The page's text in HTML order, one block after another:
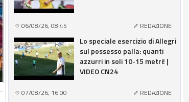
06/08/26, 08:45 REDAZIONE
Lo speciale esercizio di Allegri
sul possesso palla: quanti
azzurri in soli 10-15 metri! |
VIDEO CN24
07/08/26, 16:00 REDAZIONE